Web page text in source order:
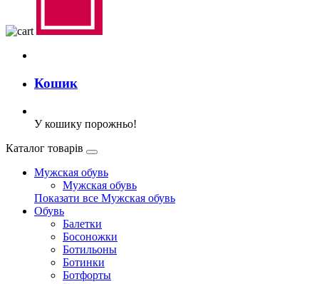
Кошик
У кошику порожньо!
Каталог товарів
Мужская обувь
Мужская обувь
Показати все Мужская обувь
Обувь
Балетки
Босоножки
Ботильоны
Ботинки
Ботфорты